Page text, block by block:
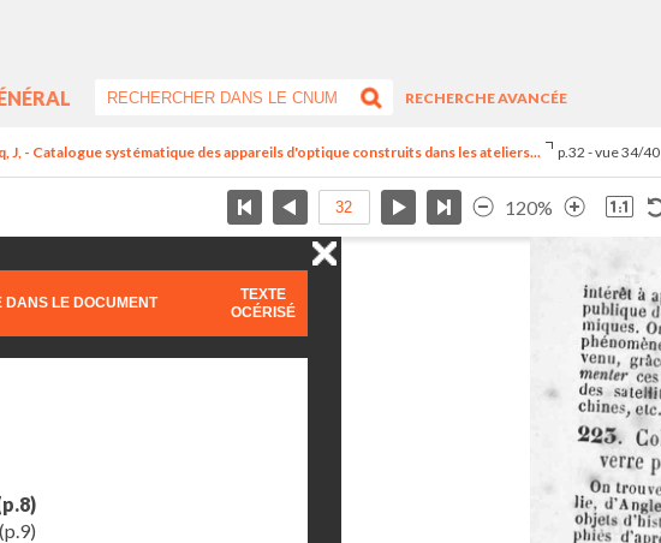
RECHERCHE AVANCÉE
J, - Catalogue systématique des appareils d'optique construits dans les ateliers... p.32 - vue 34/40
120%
DANS LE DOCUMENT
TEXTE
OCÉRISÉ
(p.9)